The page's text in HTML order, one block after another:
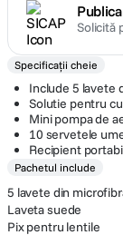
Solicită
Specificații cheie
Include 5 lavete
Solutie pentru
Mini pompa de
10 servetele
Recipient
Pachetul include
5 lavete din
Laveta suede
Pix pentru lentile